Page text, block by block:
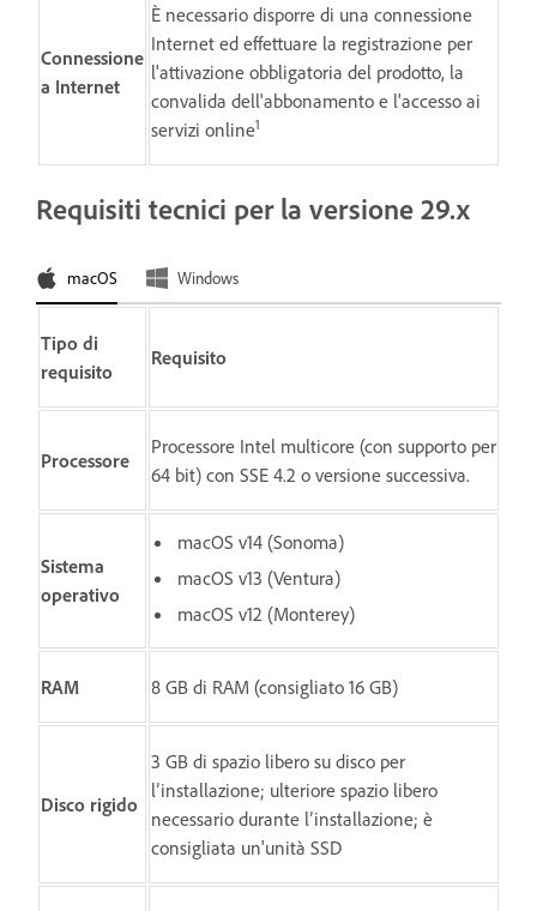
Connessione
a Internet
È necessario disporre di una connessione
Internet ed effettuare la registrazione per
l'attivazione obbligatoria del prodotto, la
convalida dell'abbonamento e l'accesso ai
servizi online1
Requisiti tecnici per la versione 29.x
macOS Windows
Tipo di
requisito
Requisito
Processore
Processore Intel multicore (con supporto per
64 bit) con SSE 4.2 o versione successiva.
Sistema
operativo
macOS v14 (Sonoma)
macOS v13 (Ventura)
macOS v12 (Monterey)
RAM 8 GB di RAM (consigliato 16 GB)
Disco rigido
3 GB di spazio libero su disco per
l’installazione; ulteriore spazio libero
necessario durante l’installazione; è
consigliata un'unità SSD